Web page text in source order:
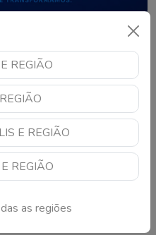
REGIÃO
E REGIÃO
REGIÃO
as regiões
Civil faz alerta
temporais em SC
sábado; veja as
em risco
bomba deixa um
do Sul